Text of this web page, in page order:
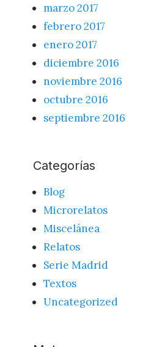
marzo 2017
febrero 2017
enero 2017
diciembre 2016
noviembre 2016
octubre 2016
septiembre 2016
Categorías
Blog
Microrelatos
Miscelánea
Relatos
Serie Madrid
Textos
Uncategorized